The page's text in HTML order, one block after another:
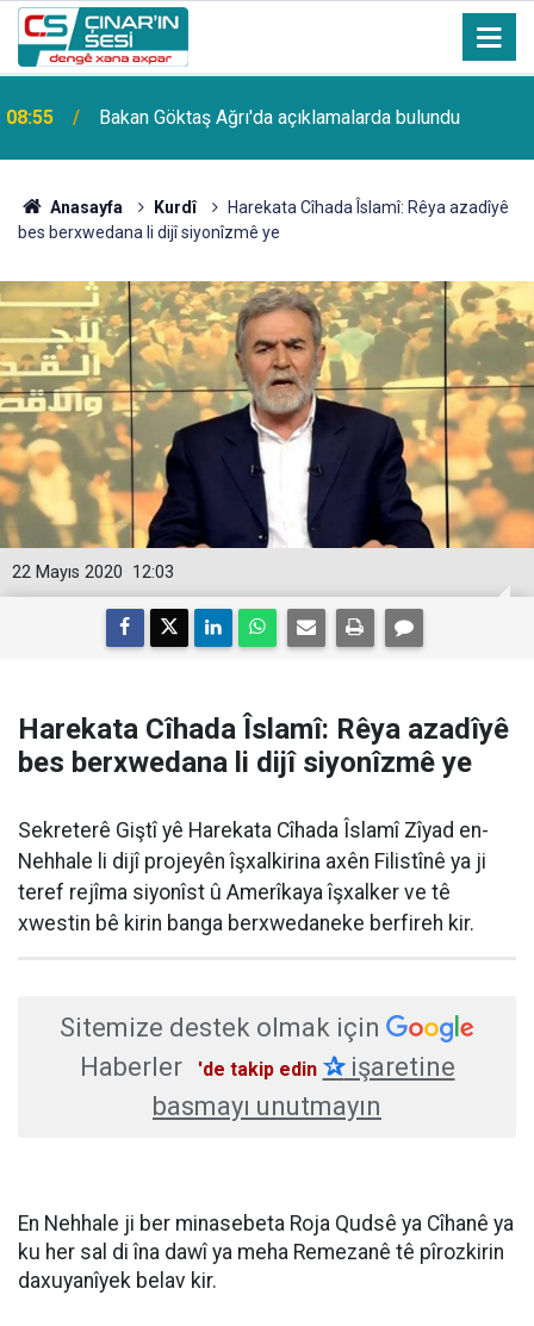
08:55 Bakan Göktaş Ağrı'da açıklamalarda bulundu
Anasayfa Kurdî
Harekata Cîhada Îslamî: Rêya azadîyê
bes berxwedana li dijî siyonîzmê ye
12:03
22 Mayıs 2020
Harekata Cîhada Îslamî: Rêya azadîyê
bes berxwedana li dijî siyonîzmê ye
Sekreterê Giştî yê Harekata Cîhada Îslamî Zîyad en-
Nehhale li dijî projeyên îşxalkirina axên Filistînê ya ji
teref rejîma siyonîst û Amerîkaya îşxalker ve tê
xwestin bê kirin banga berxwedaneke berfireh kir.
Sitemize destek olmak için
Haberler
'de takip edin ✰işaretine
basmayı unutmayın
En Nehhale ji ber minasebeta Roja Qudsê ya Cîhanê ya
ku her sal di îna dawî ya meha Remezanê tê pîrozkirin
daxuyanîyek belav kir.